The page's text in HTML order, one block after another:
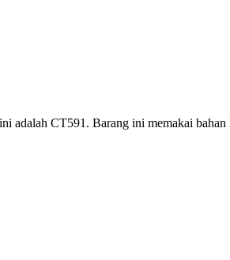
adalah CT591. Barang ini memakai